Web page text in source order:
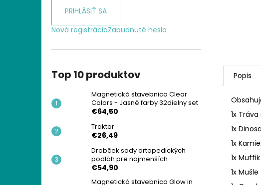
PRIHLÁSIŤ SA
Nová registráciaZabudnuté heslo
Top 10 produktov
Magnetická stavebnica Clear
Colors - Jasné farby 32dielny set
€64,50
Traktor
€26,49
Drobček sady ortopedických
podláh pre najmenších
€54,90
Magnetická stavebnica Glow in
Popis
1x
1x
1x
1x
1x